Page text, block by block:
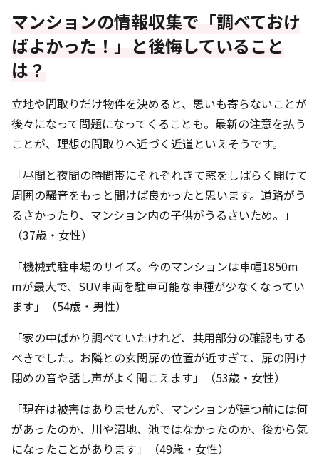
マンションの情報収集で「調べておけ
ばよかった！」と後悔していること
は？
立地や間取りだけ物件を決めると、思いも寄らないことが
後々になって問題になってくることも。最新の注意を払う
ことが、理想の間取りへ近づく近道といえそうです。
「昼間と夜間の時間帯にそれぞれきて窓をしばらく開けて
周囲の騒音をもっと聞けば良かったと思います。道路がう
るさかったり、マンション内の子供がうるさいため。」
（37歳・女性）
「機械式駐車場のサイズ。今のマンションは車幅1850m
mが最大で、SUV車両を駐車可能な車種が少なくなってい
ます」（54歳・男性）
「家の中ばかり調べていたけれど、共用部分の確認もする
べきでした。お隣との玄関扉の位置が近すぎて、扉の開け
閉めの音や話し声がよく聞こえます」（53歳・女性）
「現在は被害はありませんが、マンションが建つ前には何
があったのか、川や沼地、池ではなかったのか、後から気
になったことがあります」（49歳・女性）